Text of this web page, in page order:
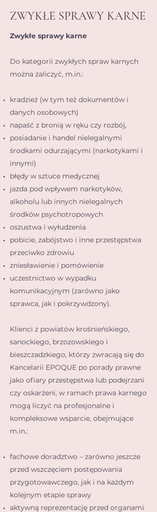
ZWYKŁE SPRAWY KARNE
Zwykłe sprawy karne
Do kategorii zwykłych spraw karnych
można zaliczyć, m.in.:
kradzież (w tym też dokumentów i
danych osobowych)
napaść z bronią w ręku czy rozbój,
posiadanie i handel nielegalnymi
środkami odurzającymi (narkotykami i
innymi)
błędy w sztuce medycznej
jazda pod wpływem narkotyków,
alkoholu lub innych nielegalnych
środków psychotropowych
oszustwa i wyłudzenia
pobicie, zabójstwo i inne przestępstwa
przeciwko zdrowiu
zniesławienie i pomówienie
uczestnictwo w wypadku
komunikacyjnym (zarówno jako
sprawca, jak i pokrzywdzony).
Klienci z powiatów krośnieńskiego,
sanockiego, brzozowskiego i
bieszczadzkiego, którzy zwracają się do
Kancelarii EPOQUE po porady prawne
jako ofiary przestępstwa lub podejrzani
czy oskarżeni, w ramach prawa karnego
mogą liczyć na profesjonalne i
kompleksowe wsparcie, obejmujące
m.in.:
fachowe doradztwo – zarówno jeszcze
przed wszczęciem postępowania
przygotowawczego, jak i na każdym
kolejnym etapie sprawy
aktywną reprezentację przed organami